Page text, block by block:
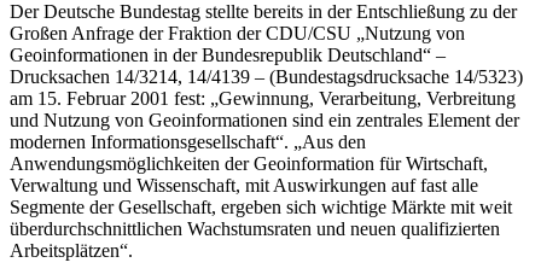
Der Deutsche Bundestag stellte bereits in der Entschließung zu der
Großen Anfrage der Fraktion der CDU/CSU „Nutzung von
Geoinformationen in der Bundesrepublik Deutschland“ –
Drucksachen 14/3214, 14/4139 – (Bundestagsdrucksache 14/5323)
am 15. Februar 2001 fest: „Gewinnung, Verarbeitung, Verbreitung
und Nutzung von Geoinformationen sind ein zentrales Element der
modernen Informationsgesellschaft“. „Aus den
Anwendungsmöglichkeiten der Geoinformation für Wirtschaft,
Verwaltung und Wissenschaft, mit Auswirkungen auf fast alle
Segmente der Gesellschaft, ergeben sich wichtige Märkte mit weit
überdurchschnittlichen Wachstumsraten und neuen qualifizierten
Arbeitsplätzen“.